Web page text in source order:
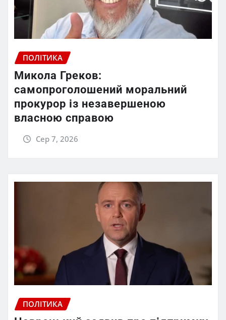
ПОЛІТИКА
Микола Греков:
самопроголошений моральний
прокурор із незавершеною
власною справою
Сер 7, 2026
ПОЛІТИКА